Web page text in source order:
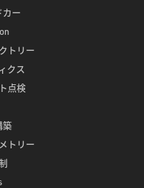
カー
トリー
クス
点検
築
トリー